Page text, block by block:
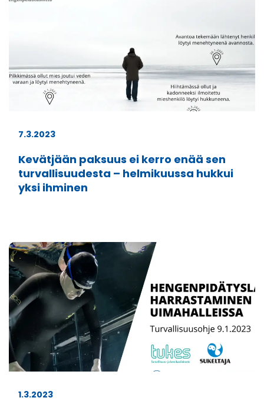
7.3.2023
Kevätjään paksuus ei kerro enää sen
turvallisuudesta – helmikuussa hukkui
yksi ihminen
1.3.2023